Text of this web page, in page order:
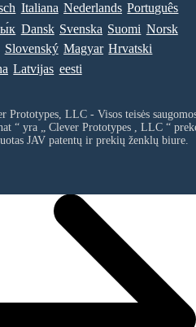
Italiana Nederlands Português
Dansk Svenska Suomi Norsk
Slovenský Magyar Hrvatski
Latvijas eesti
Prototypes, LLC - Visos teisės
“ yra „ Clever Prototypes , LLC“
JAV patentų ir prekių ženklų biure.